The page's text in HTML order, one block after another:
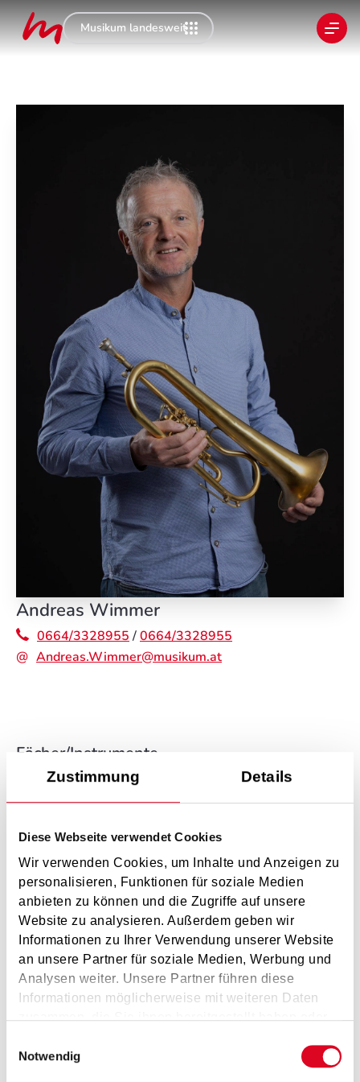
Zustimmung Details
Diese Webseite verwendet Cookies
Wir verwenden Cookies, um Inhalte und Anzeigen zu
personalisieren, Funktionen für soziale Medien
anbieten zu können und die Zugriffe auf unsere
Website zu analysieren. Außerdem geben wir
Informationen zu Ihrer Verwendung unserer Website
an unsere Partner für soziale Medien, Werbung und
Analysen weiter. Unsere Partner führen diese
Informationen möglicherweise mit weiteren Daten
zusammen, die Sie ihnen bereitgestellt haben oder
gesammelt haben.
Notwendig
Musikum landesweit
Andreas Wimmer
0664/3328955 /0664/3328955
Andreas.Wimmer@musikum.at
Fächer/Instrumente
Kapellmeisterakademie (Musikum Grödig)
Trompete / Flügelhorn (
Musikum Zell am See-
Saalfelden
Musikkunde Unterstufe (Musikum Zell am See-
Saalfelden)
Musikkunde Mittelstufe (
Musikum Zell am See-
Saalfelden)
Musikkunde Oberstufe (Musikum Zell am See-